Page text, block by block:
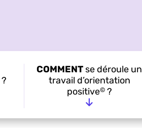
?
COMMENT se déroule un
travail d’orientation
positive©?